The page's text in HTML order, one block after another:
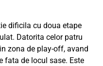
dificila cu doua etape
Datorita celor patru
zona de play-off, avand
fata de locul sase. Este